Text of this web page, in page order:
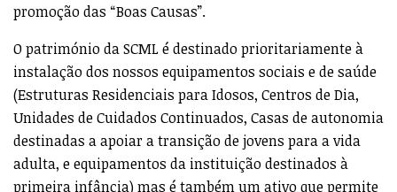
promoção das “Boas Causas”.
O património da SCML é destinado prioritariamente à
instalação dos nossos equipamentos sociais e de saúde
(Estruturas Residenciais para Idosos, Centros de Dia,
Unidades de Cuidados Continuados, Casas de autonomia
destinadas a apoiar a transição de jovens para a vida
adulta, e equipamentos da instituição destinados à
primeira infância) mas é também um ativo que permite